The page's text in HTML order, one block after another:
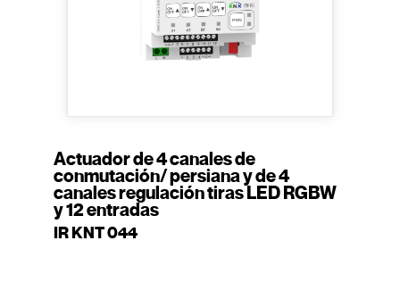
Actuador de 4 canales de
conmutación/ persiana y de 4
canales regulación tiras LED RGBW
y 12 entradas
IR KNT 044